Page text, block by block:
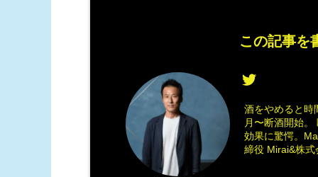
この記事を
酒をやめると時
月〜断酒開始
効果に驚愕。
締役 Mirai&株